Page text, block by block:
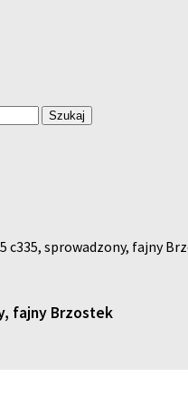
c335, sprowadzony, fajny
fajny Brzostek